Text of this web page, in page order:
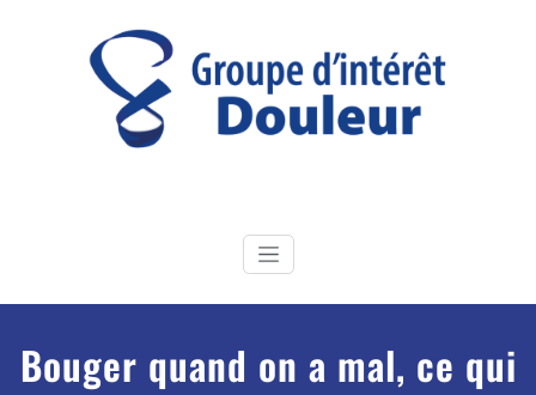
Bouger quand on a mal, ce qui